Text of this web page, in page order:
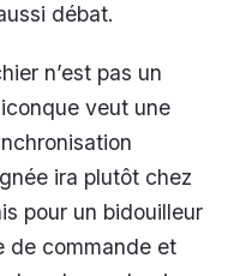
débat.
n’est pas un
veut une
ira plutôt chez
pour un bidouilleur
de commande et